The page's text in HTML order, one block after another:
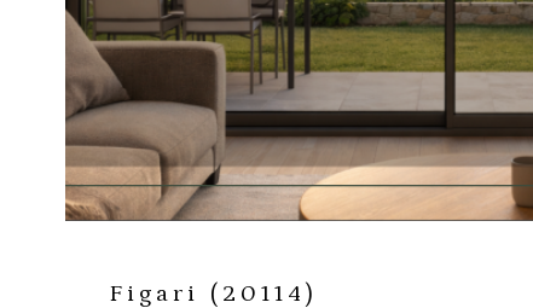
Figari (20114)